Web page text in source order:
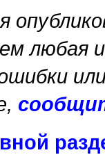
любая